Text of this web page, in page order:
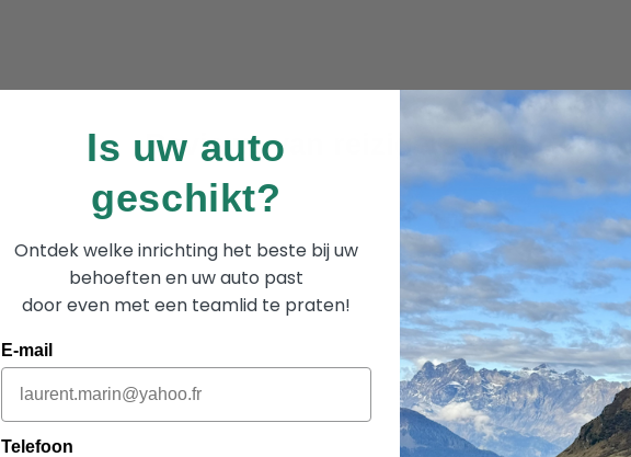
Reviews van reizigersTchao
Is uw auto
geschikt?
Ontdek welke inrichting het beste bij uw
behoeften en uw auto past
door even met een teamlid te praten!
E-mail
Telefoon